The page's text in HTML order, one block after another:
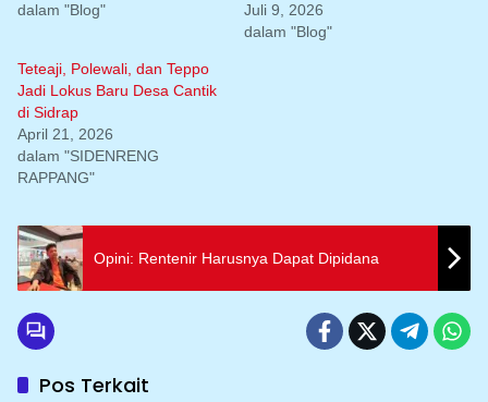
dalam "Blog"
Juli 9, 2026
dalam "Blog"
Teteaji, Polewali, dan Teppo
Jadi Lokus Baru Desa Cantik
di Sidrap
April 21, 2026
dalam "SIDENRENG
RAPPANG"
Opini: Rentenir Harusnya Dapat Dipidana
Pos Terkait